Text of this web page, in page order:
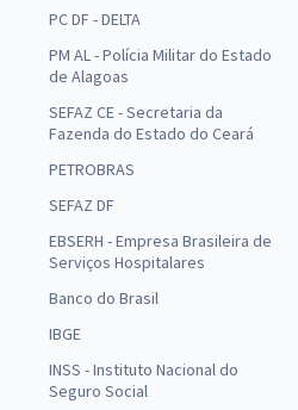
PC DF - DELTA
PM AL - Polícia Militar do Estado
de Alagoas
SEFAZ CE - Secretaria da
Fazenda do Estado do Ceará
PETROBRAS
SEFAZ DF
EBSERH - Empresa Brasileira de
Serviços Hospitalares
Banco do Brasil
IBGE
INSS - Instituto Nacional do
Seguro Social